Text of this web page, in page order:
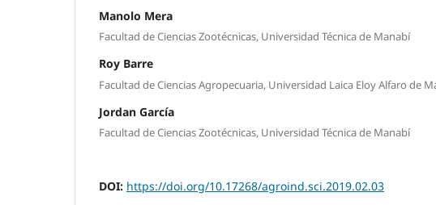
Manolo Mera
Facultad de Ciencias Zootécnicas, Universidad Técnica de Manabí
Roy Barre
Facultad de Ciencias Agropecuaria, Universidad Laica Eloy Alfaro de
Jordan García
Facultad de Ciencias Zootécnicas, Universidad Técnica de Manabí
DOI: https://doi.org/10.17268/agroind.sci.2019.02.03